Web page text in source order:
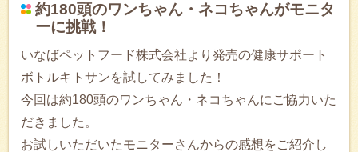
約180頭のワンちゃん・ネコちゃんがモニタ
ーに挑戦！
いなばペットフード株式会社より発売の健康サポート
ボトルキトサンを試してみました！
今回は約180頭のワンちゃん・ネコちゃんにご協力いた
だきました。
お試しいただいたモニターさんからの感想をご紹介し